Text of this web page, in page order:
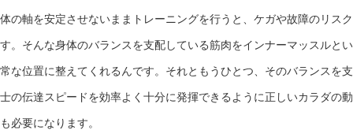
体の軸を安定させないままトレーニングを行うと、ケガや故障のリス
す。そんな身体のバランスを支配している筋肉をインナーマッスルと
常な位置に整えてくれるんです。それともうひとつ、そのバランスを
士の伝達スピードを効率よく十分に発揮できるように正しいカラダの
も必要になります。